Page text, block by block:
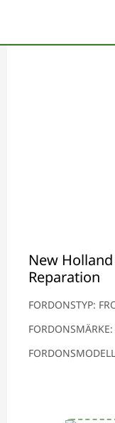
New
Reparation
FORDONSTYP: